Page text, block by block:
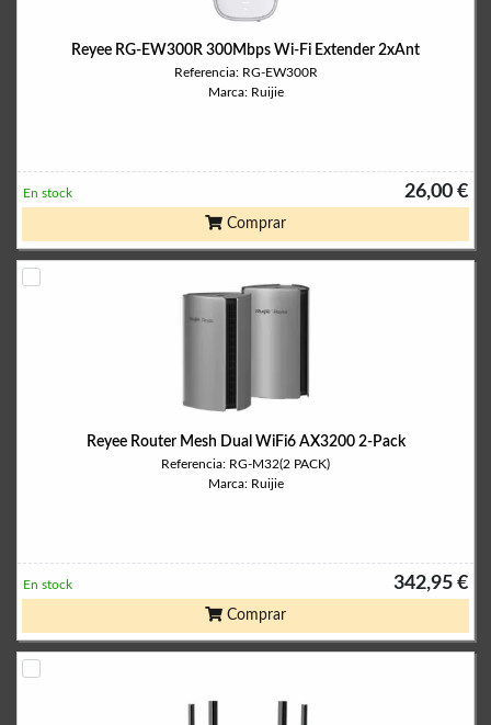
Reyee RG-EW300R 300Mbps Wi-Fi Extender 2xAnt
Referencia: RG-EW300R
Marca: Ruijie
26,00 €
En stock
Comprar
Reyee Router Mesh Dual WiFi6 AX3200 2-Pack
Referencia: RG-M32(2 PACK)
Marca: Ruijie
342,95 €
En stock
Comprar